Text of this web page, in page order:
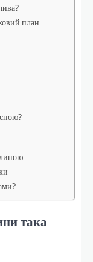
план
така